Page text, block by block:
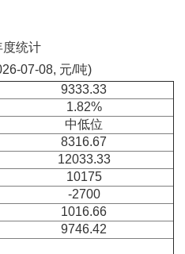
度统计
07-08, 元/吨)
9333.33
1.82%
中低位
8316.67
12033.33
10175
-2700
1016.66
9746.42